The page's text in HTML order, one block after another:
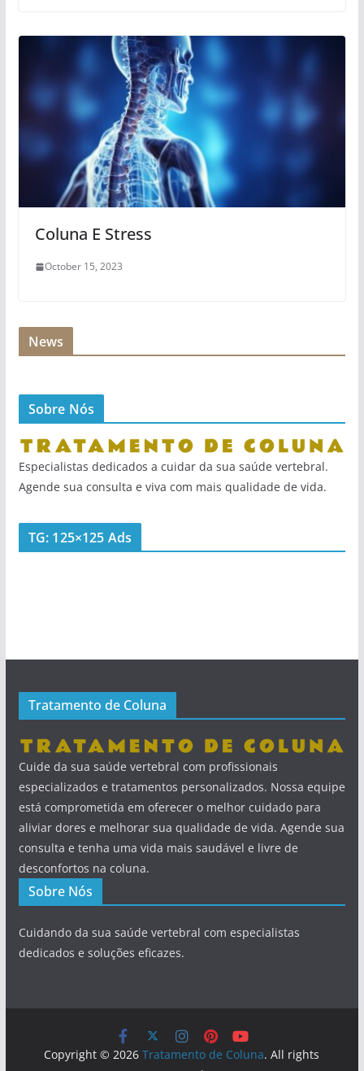
Coluna E Stress
October 15, 2023
News
Sobre Nós
Especialistas dedicados a cuidar da sua saúde vertebral.
Agende sua consulta e viva com mais qualidade de vida.
TG: 125×125 Ads
Tratamento de Coluna
Cuide da sua saúde vertebral com profissionais
especializados e tratamentos personalizados. Nossa equipe
está comprometida em oferecer o melhor cuidado para
aliviar dores e melhorar sua qualidade de vida. Agende sua
consulta e tenha uma vida mais saudável e livre de
desconfortos na coluna.
Sobre Nós
Cuidando da sua saúde vertebral com especialistas
dedicados e soluções eficazes.
Copyright © 2026Tratamento de Coluna. All rights